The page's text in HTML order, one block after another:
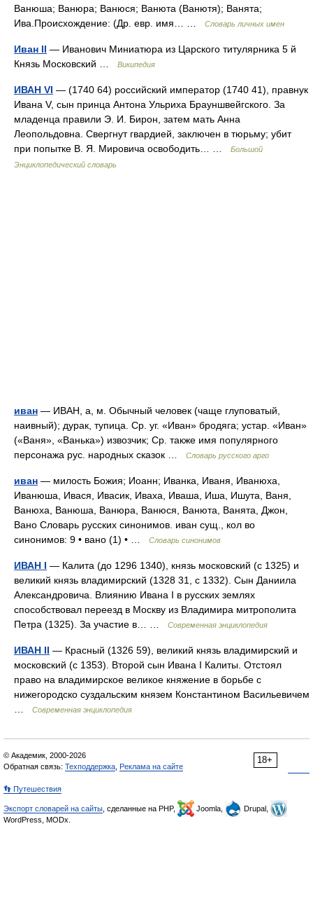
Ванюша; Ванюра; Ванюся; Ванюта (Ванютя); Ванята;
Ива.Происхождение: (Др. евр. имя… …
Словарь личных имен
Иван II — Иванович Миниатюра из Царского титулярника 5 й
Князь Московский …
Википедия
ИВАН VI — (1740 64) российский император (1740 41), правнук
Ивана V, сын принца Антона Ульриха Брауншвейгского. За
младенца правили Э. И. Бирон, затем мать Анна
Леопольдовна. Свергнут гвардией, заключен в тюрьму; убит
при попытке В. Я. Мировича освободить… …
Большой
Энциклопедический словарь
иван — ИВАН, а, м. Обычный человек (чаще глуповатый,
наивный); дурак, тупица. Ср. уг. «Иван» бродяга; устар. «Иван»
(«Ваня», «Ванька») извозчик; Ср. также имя популярного
персонажа рус. народных сказок …
Словарь русского арго
иван — милость Божия; Иоанн; Иванка, Иваня, Иванюха,
Иванюша, Ивася, Ивасик, Иваха, Иваша, Иша, Ишута, Ваня,
Ванюха, Ванюша, Ванюра, Ванюся, Ванюта, Ванята, Джон,
Вано Словарь русских синонимов. иван сущ., кол во
синонимов: 9 • вано (1) • …
Словарь синонимов
ИВАН I — Калита (до 1296 1340), князь московский (с 1325) и
великий князь владимирский (1328 31, с 1332). Сын Даниила
Александровича. Влиянию Ивана I в русских землях
способствовал переезд в Москву из Владимира митрополита
Петра (1325). За участие в… …
Современная энциклопедия
ИВАН II — Красный (1326 59), великий князь владимирский и
московский (с 1353). Второй сын Ивана I Калиты. Отстоял
право на владимирское великое княжение в борьбе с
нижегородско суздальским князем Константином Васильевичем
Современная энциклопедия
18+
© Академик, 2000-2026
Обратная связь: Техподдержка Реклама на сайте
👣 Путешествия
Экспорт словарей на сайты , сделанные на PHP, Joomla,
Drupal,
WordPress, MODx.